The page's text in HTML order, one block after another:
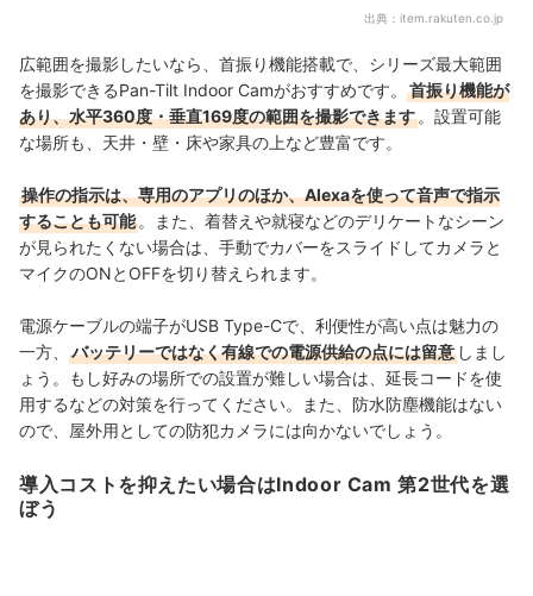
出典： item.rakuten.co.jp
広範囲を撮影したいなら、首振り機能搭載で、シリーズ最大範囲
を撮影できるPan-Tilt Indoor Camがおすすめです。
首振り機能が
あり、水平360度・垂直169度の範囲を撮影できます。設置可能
な場所も、天井・壁・床や家具の上など豊富です。
操作の指示は、専用のアプリのほか、Alexaを使って音声で指示
することも可能。また、着替えや就寝などのデリケートなシーン
が見られたくない場合は、手動でカバーをスライドしてカメラと
マイクのONとOFFを切り替えられます。
電源ケーブルの端子がUSB Type-Cで、利便性が高い点は魅力の
一方、
バッテリーではなく有線での電源供給の点には留意 しまし
ょう。もし好みの場所での設置が難しい場合は、延長コードを使
用するなどの対策を行ってください。また、 防水防塵機能はない
ので、屋外用としての防犯カメラには向かないでしょう。
導入コストを抑えたい場合はIndoor Cam 第2世代を選
ぼう